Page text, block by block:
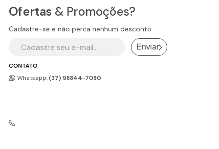
silicone
(segurança). Diferente da churrasqueira: o
rechaud mantém quente, não assa.
tamanhos,
pegador de brasas ,espalhador de
carvão, pá, rodo eporta-espeto decorativo
(modelos galo, porquinho e vaquinha são muito
populares). Para churrasqueiras a bafo, suporte
elevado e rodas facilitam o uso diário.
CONTATO
Whatsapp:(37) 98844-7080
Ofertas & Promoções?
Cadastre-se e não perca nenhum desconto
Enviar